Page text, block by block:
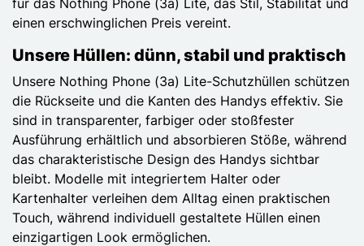
einen erschwinglichen Preis vereint.
Unsere Hüllen: dünn, stabil und praktisch
Unsere Nothing Phone (3a) Lite-Schutzhüllen schützen
die Rückseite und die Kanten des Handys effektiv. Sie
sind in transparenter, farbiger oder stoßfester
Ausführung erhältlich und absorbieren Stöße, während
das charakteristische Design des Handys sichtbar
bleibt. Modelle mit integriertem Halter oder
Kartenhalter verleihen dem Alltag einen praktischen
Touch, während individuell gestaltete Hüllen einen
einzigartigen Look ermöglichen.